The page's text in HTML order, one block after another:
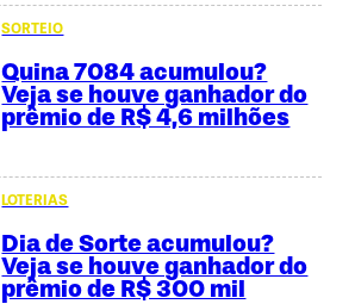
SORTEIO
Quina 7084 acumulou?
Veja se houve ganhador do
prêmio de R$ 4,6 milhões
LOTERIAS
Dia de Sorte acumulou?
Veja se houve ganhador do
prêmio de R$ 300 mil